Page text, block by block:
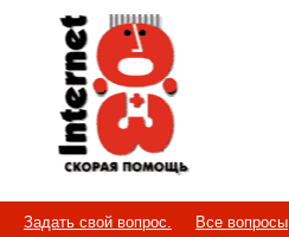
Internet
Скорая помощь
Задать свой вопрос. Все вопросы